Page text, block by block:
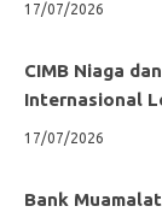
17/07/2026
CIMB Niaga
Internasional
17/07/2026
Bank